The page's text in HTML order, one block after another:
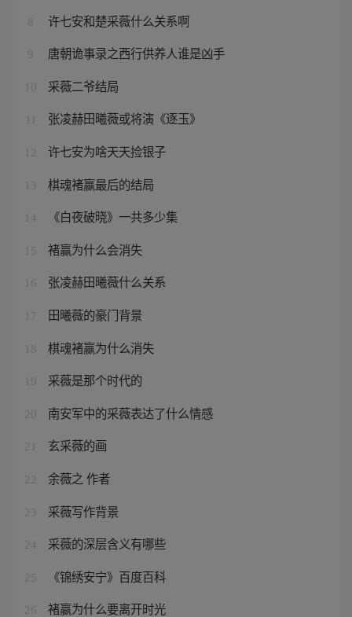
8 许七安和楚采薇什么关系啊
9 唐朝诡事录之西行供养人谁是凶手
10 采薇二爷结局
张凌赫田曦薇或将演《逐玉》
12 许七安为啥天天捡银子
13 棋魂褚赢最后的结局
14 《白夜破晓》一共多少集
15 褚赢为什么会消失
16 张凌赫田曦薇什么关系
17 田曦薇的豪门背景
18 棋魂褚赢为什么消失
19 采薇是那个时代的
20 南安军中的采薇表达了什么情感
21 玄采薇的画
22 余薇之 作者
23 采薇写作背景
24 采薇的深层含义有哪些
25 《锦绣安宁》百度百科
26 褚嬴为什么要离开时光